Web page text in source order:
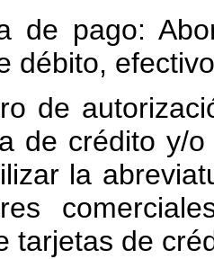
de pago:
débito,
de
de crédito y/
la
tarjetas de